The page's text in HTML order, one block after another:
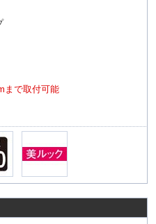
まで取付可能